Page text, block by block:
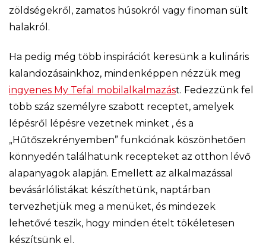
zöldségekről, zamatos húsokról vagy finoman sült
halakról.
Ha pedig még több inspirációt keresünk a kulináris
kalandozásainkhoz, mindenképpen nézzük meg
ingyenes My Tefal mobilalkalmazást. Fedezzünk fel
több száz személyre szabott receptet, amelyek
lépésről lépésre vezetnek minket , és a
„Hűtőszekrényemben” funkciónak köszönhetően
könnyedén találhatunk recepteket az otthon lévő
alapanyagok alapján. Emellett az alkalmazással
bevásárlólistákat készíthetünk, naptárban
tervezhetjük meg a menüket, és mindezek
lehetővé teszik, hogy minden ételt tökéletesen
készítsünk el.